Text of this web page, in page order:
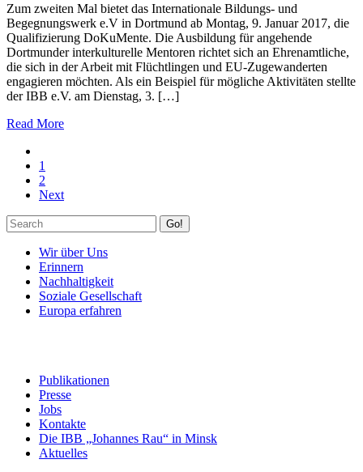
Zum zweiten Mal bietet das Internationale Bildungs- und
Begegnungswerk e.V in Dortmund ab Montag, 9. Januar 2017, die
Qualifizierung DoKuMente. Die Ausbildung für angehende
Dortmunder interkulturelle Mentoren richtet sich an Ehrenamtliche,
die sich in der Arbeit mit Flüchtlingen und EU-Zugewanderten
engagieren möchten. Als ein Beispiel für mögliche Aktivitäten stellte
der IBB e.V. am Dienstag, 3. […]
Read More
1
2
Next
Go!
Wir über Uns
Erinnern
Nachhaltigkeit
Soziale Gesellschaft
Europa erfahren
Publikationen
Presse
Jobs
Kontakte
Die IBB „Johannes Rau“ in Minsk
Aktuelles